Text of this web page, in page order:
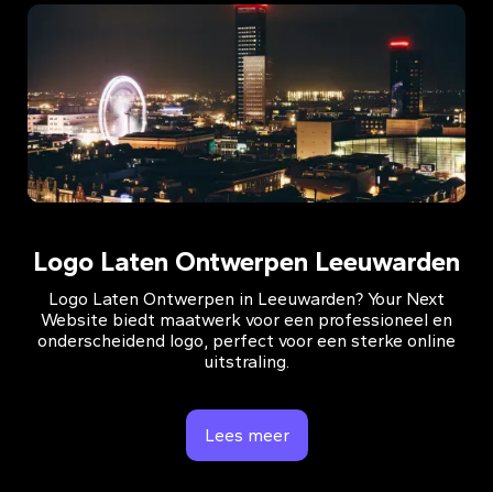
Logo Laten Ontwerpen Leeuwarden
Logo Laten Ontwerpen in Leeuwarden? Your Next
Website biedt maatwerk voor een professioneel en
onderscheidend logo, perfect voor een sterke online
uitstraling.
Lees meer